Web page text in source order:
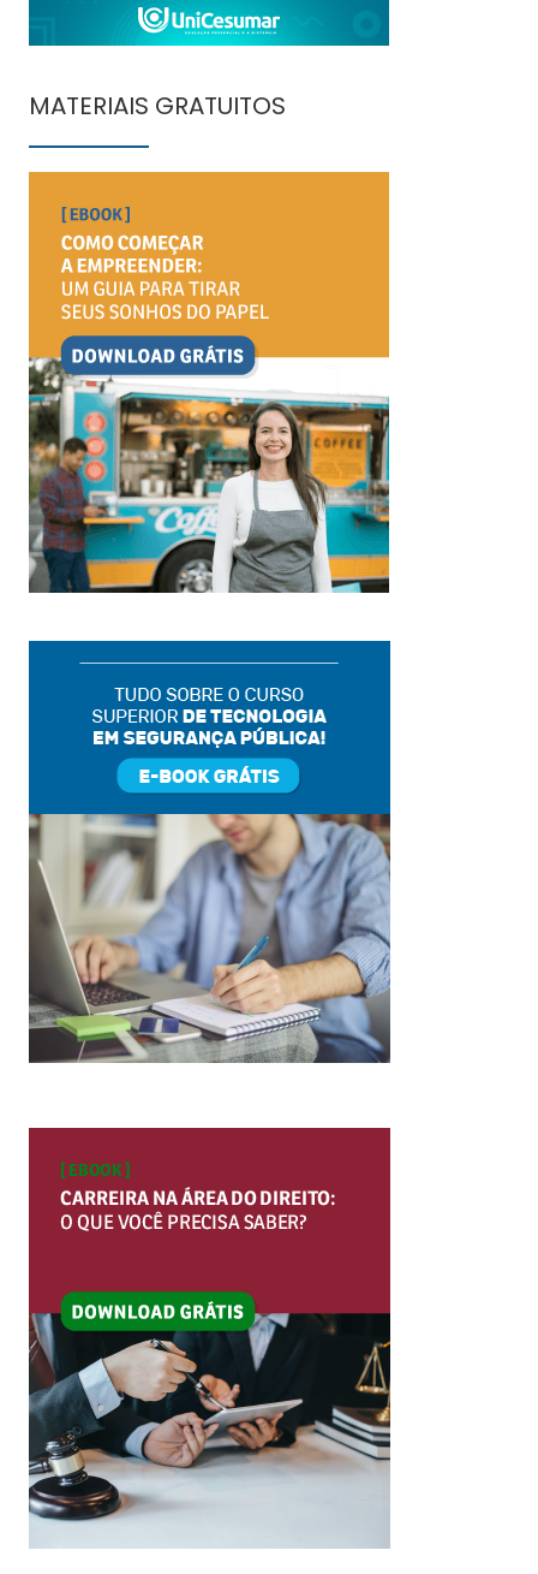
MATERIAIS GRATUITOS